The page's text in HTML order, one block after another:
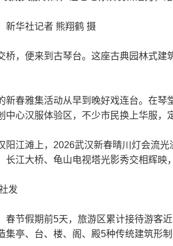
新华社记者 熊翔鹤 摄
桥，便来到古琴台。这座古典园林式建
新春雅集活动从早到晚好戏连台。在
中心汉服体验区，不少市民换上华服
江滩上，2026武汉新春晴川灯会流光
江大桥、龟山电视塔光影秀交相辉映
发
春节假期前5天，旅游区累计接待游客
集亭、台、楼、阁、殿5种传统建筑形